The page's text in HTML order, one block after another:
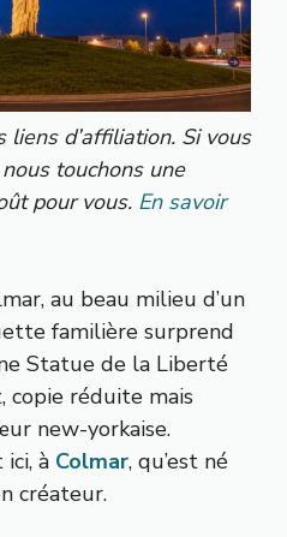
liens d’affiliation. Si vous
touchons une
pour vous. En savoir
au beau milieu d’un
familière surprend
Statue de la Liberté
copie réduite mais
new-yorkaise.
ici, à Colmar, qu’est né
créateur.